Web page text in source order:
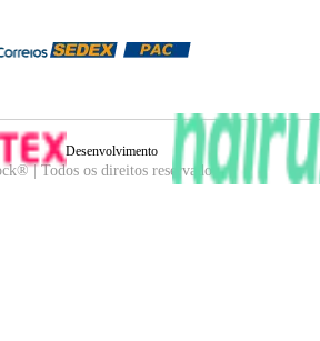
| Todos os direitos reservados.
Desenvolvimento